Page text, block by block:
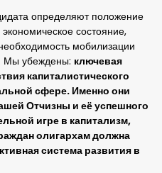
определяют положение
состояние,
мобилизации
Мы убеждены: ключевая
капиталистического
сфере. Именно они
Отчизны и её успешного
игре в капитализм,
олигархам должна
система развития в